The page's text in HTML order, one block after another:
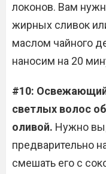
локонов. Вам
жирных сливок
маслом чайного
наносим на 20
#10:
светлых волос
оливой. Нужно
предварительно
смешать его с